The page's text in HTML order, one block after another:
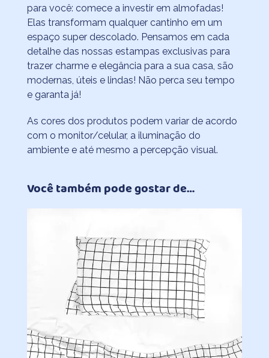
para você: comece a investir em almofadas!
Elas transformam qualquer cantinho em um
espaço super descolado. Pensamos em cada
detalhe das nossas estampas exclusivas para
trazer charme e elegância para a sua casa, são
modernas, úteis e lindas! Não perca seu tempo
e garanta já!
As cores dos produtos podem variar de acordo
com o monitor/celular, a iluminação do
ambiente e até mesmo a percepção visual.
Você também pode gostar de…